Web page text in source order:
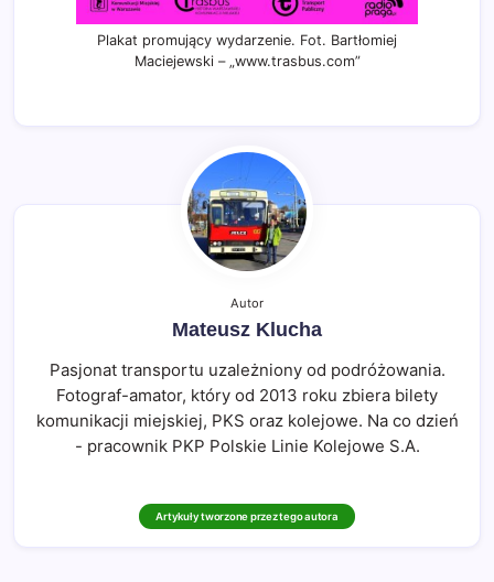
Plakat promujący wydarzenie. Fot. Bartłomiej
Maciejewski – „www.trasbus.com”
Autor
Mateusz Klucha
Pasjonat transportu uzależniony od podróżowania.
Fotograf-amator, który od 2013 roku zbiera bilety
komunikacji miejskiej, PKS oraz kolejowe. Na co dzień
- pracownik PKP Polskie Linie Kolejowe S.A.
Artykuły tworzone przez tego autora